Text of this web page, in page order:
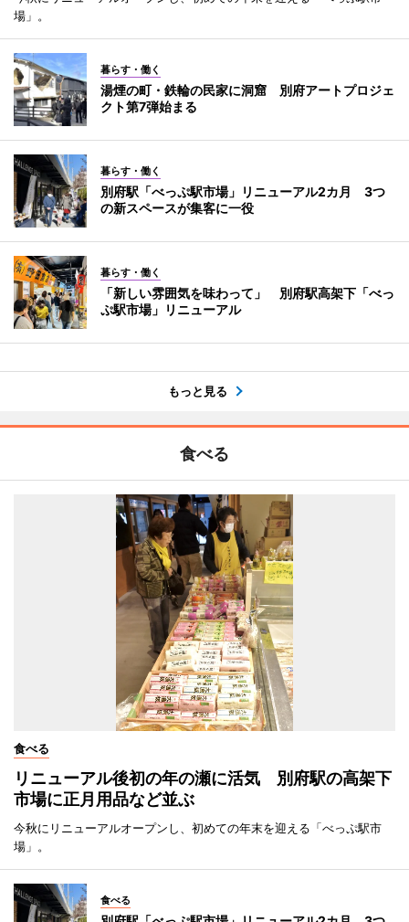
場」。
暮らす・働く
湯煙の町・鉄輪の民家に洞窟 別府アートプロジェ
クト第7弾始まる
暮らす・働く
別府駅「べっぷ駅市場」リニューアル2カ月 3つ
の新スペースが集客に一役
暮らす・働く
「新しい雰囲気を味わって」 別府駅高架下「べっ
ぷ駅市場」リニューアル
もっと見る
食べる
食べる
リニューアル後初の年の瀬に活気 別府駅の高架下
市場に正月用品など並ぶ
今秋にリニューアルオープンし、初めての年末を迎える「べっぷ駅市
場」。
食べる